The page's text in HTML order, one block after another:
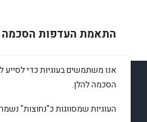
התאמת העדפות הסכמה
אנו משתמשים בעוגיות כדי לסייע
הסכמה להלן.
העוגיות שמסווגות כ"נחוצות"